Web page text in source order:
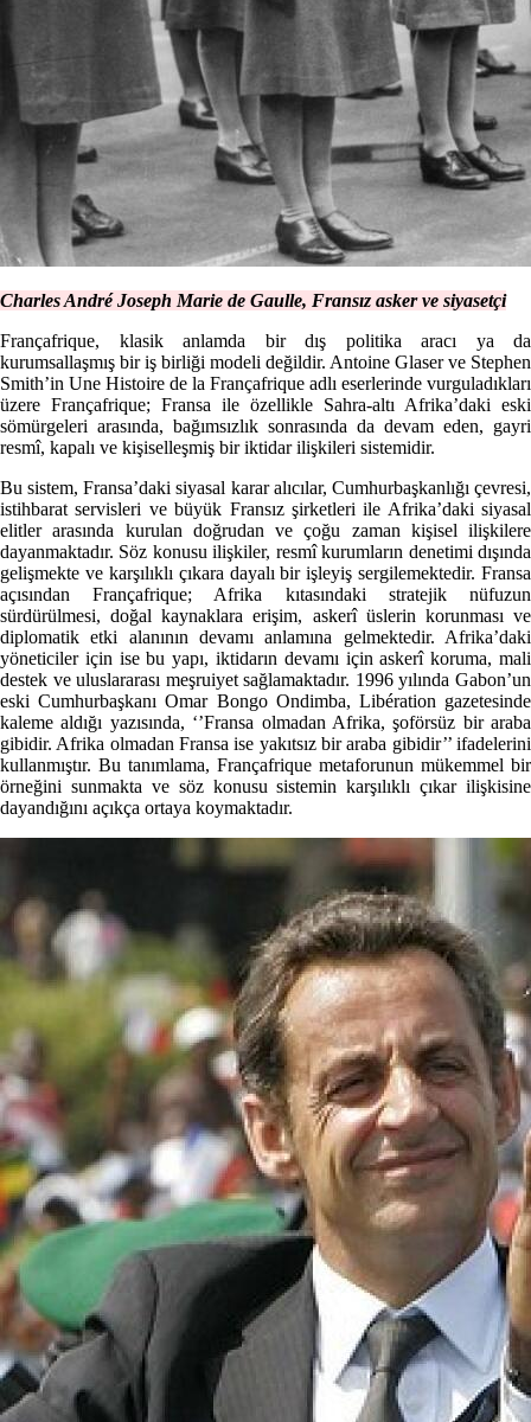
Charles André Joseph Marie de Gaulle, Fransız asker ve siyasetçi
Françafrique, klasik anlamda bir dış politika aracı ya da
kurumsallaşmış bir iş birliği modeli değildir. Antoine Glaser ve Stephen
Smith’in Une Histoire de la Françafrique adlı eserlerinde vurguladıkları
üzere Françafrique; Fransa ile özellikle Sahra-altı Afrika’daki eski
sömürgeleri arasında, bağımsızlık sonrasında da devam eden, gayri
resmî, kapalı ve kişiselleşmiş bir iktidar ilişkileri sistemidir.
Bu sistem, Fransa’daki siyasal karar alıcılar, Cumhurbaşkanlığı çevresi,
istihbarat servisleri ve büyük Fransız şirketleri ile Afrika’daki siyasal
elitler arasında kurulan doğrudan ve çoğu zaman kişisel ilişkilere
dayanmaktadır. Söz konusu ilişkiler, resmî kurumların denetimi dışında
gelişmekte ve karşılıklı çıkara dayalı bir işleyiş sergilemektedir. Fransa
açısından Françafrique; Afrika kıtasındaki stratejik nüfuzun
sürdürülmesi, doğal kaynaklara erişim, askerî üslerin korunması ve
diplomatik etki alanının devamı anlamına gelmektedir. Afrika’daki
yöneticiler için ise bu yapı, iktidarın devamı için askerî koruma, mali
destek ve uluslararası meşruiyet sağlamaktadır. 1996 yılında Gabon’un
eski Cumhurbaşkanı Omar Bongo Ondimba, Libération gazetesinde
kaleme aldığı yazısında, ‘’Fransa olmadan Afrika, şoförsüz bir araba
gibidir. Afrika olmadan Fransa ise yakıtsız bir araba gibidir’’ ifadelerini
kullanmıştır. Bu tanımlama, Françafrique metaforunun mükemmel bir
örneğini sunmakta ve söz konusu sistemin karşılıklı çıkar ilişkisine
dayandığını açıkça ortaya koymaktadır.